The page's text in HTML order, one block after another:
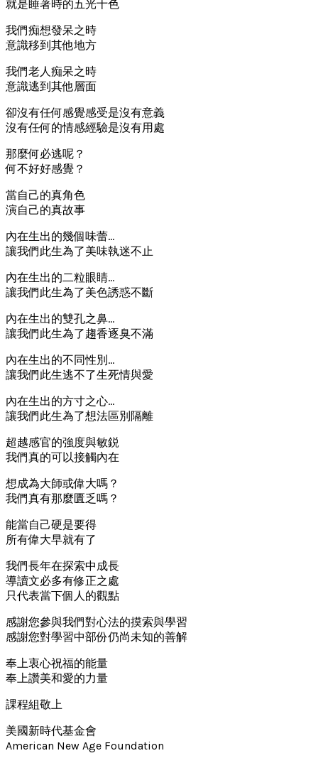
就是睡著時的五光十色
我們痴想發呆之時
意識移到其他地方
我們老人痴呆之時
意識逃到其他層面
卻沒有任何感覺感受是沒有意義
沒有任何的情感經驗是沒有用處
那麼何必逃呢？
何不好好感覺？
當自己的真角色
演自己的真故事
內在生出的幾個味蕾…
讓我們此生為了美味執迷不止
內在生出的二粒眼睛…
讓我們此生為了美色誘惑不斷
內在生出的雙孔之鼻…
讓我們此生為了趨香逐臭不滿
內在生出的不同性別…
讓我們此生逃不了生死情與愛
內在生出的方寸之心…
讓我們此生為了想法區別隔離
超越感官的強度與敏鋭
我們真的可以接觸內在
想成為大師或偉大嗎？
我們真有那麼匱乏嗎？
能當自己硬是要得
所有偉大早就有了
我們長年在探索中成長
導讀文必多有修正之處
只代表當下個人的觀點
感謝您參與我們對心法的摸索與學習
感謝您對學習中部份仍尚未知的善解
奉上衷心祝福的能量
奉上讚美和愛的力量
課程組敬上
美國新時代基金會
American New Age Foundation